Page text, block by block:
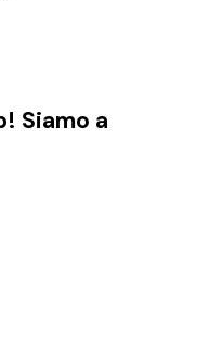
Siamo a